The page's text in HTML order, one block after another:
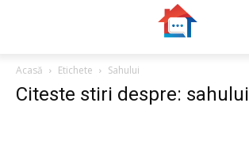
Acasă Etichete Sahului
Citeste stiri despre: sahului